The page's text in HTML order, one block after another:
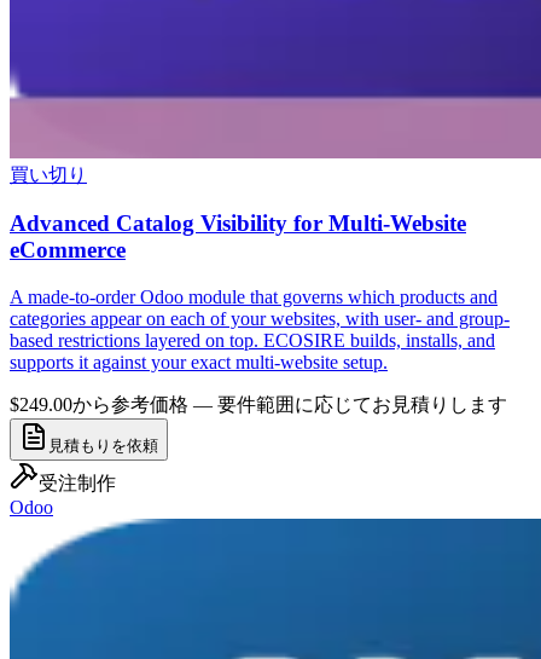
買い切り
Advanced Catalog Visibility for Multi-Website
eCommerce
A made-to-order Odoo module that governs which products and
categories appear on each of your websites, with user- and group-
based restrictions layered on top. ECOSIRE builds, installs, and
supports it against your exact multi-website setup.
$249.00から参考価格 — 要件範囲に応じてお見積りします
見積もりを依頼
受注制作
Odoo